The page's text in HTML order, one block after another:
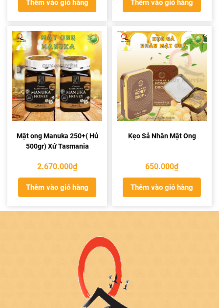
Thêm vào giỏ hàng Thêm vào giỏ hàng
Mật ong Manuka 250+( Hủ
500gr) Xứ Tasmania
2.670.000₫
Thêm vào giỏ hàng
Kẹo Sả Nhân Mật Ong
650.000₫
Thêm vào giỏ hàng